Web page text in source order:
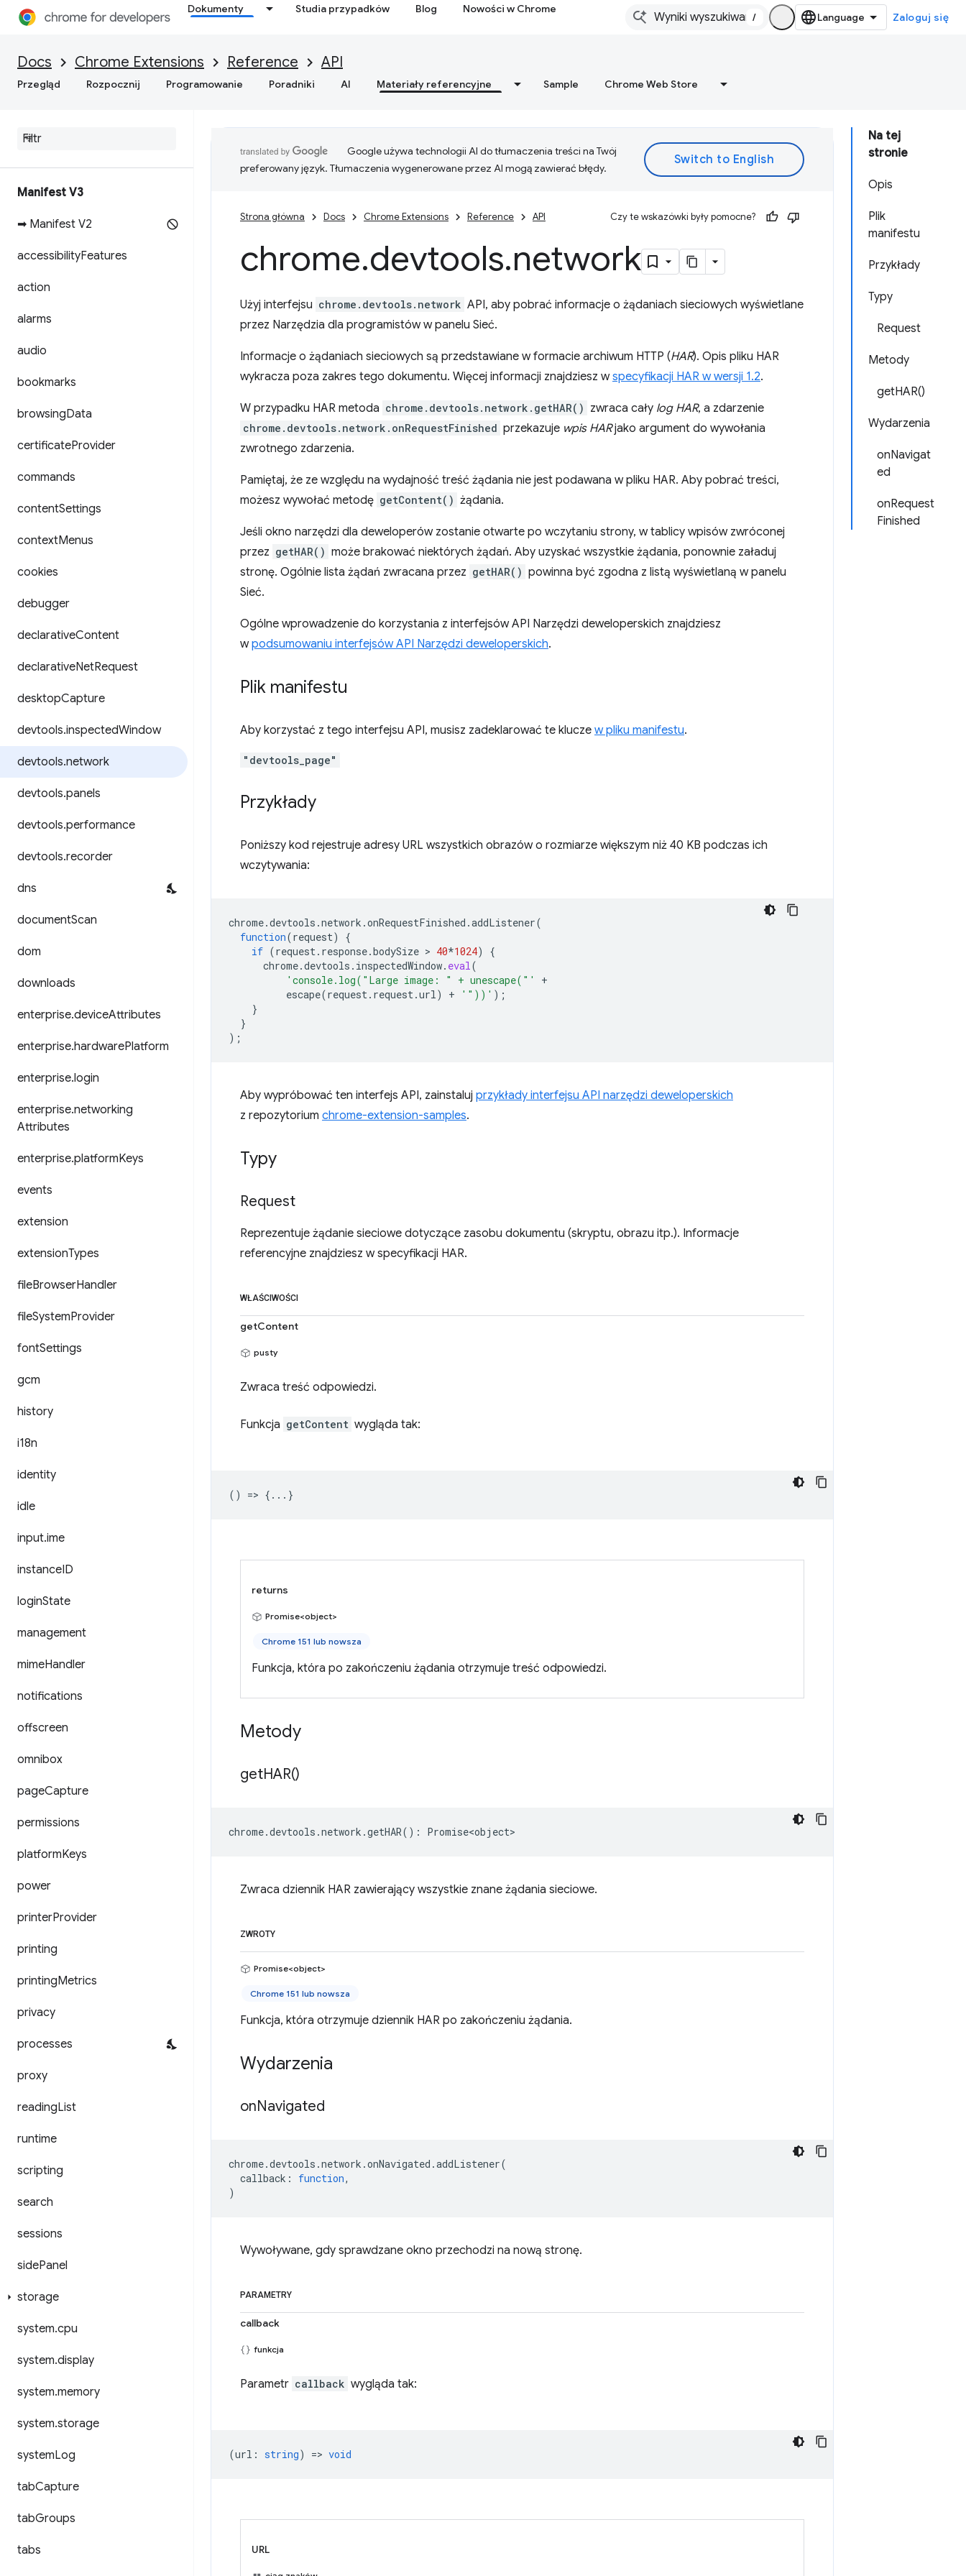
Dokumenty Studia przypadków Blog Nowości w Chrome
/ Zaloguj się
Docs Chrome Extensions Reference API
Przegląd Rozpocznij Programowanie Poradniki AI Materiały referencyjne Sample Chrome Web Store
Manifest V3
➡ Manifest V2
accessibilityFeatures
action
alarms
audio
bookmarks
browsingData
certificateProvider
commands
contentSettings
contextMenus
cookies
debugger
declarativeContent
declarativeNetRequest
desktopCapture
devtools.inspectedWindow
devtools.network
devtools.panels
devtools.performance
devtools.recorder
dns
documentScan
dom
downloads
enterprise.deviceAttributes
enterprise.hardwarePlatform
enterprise.login
enterprise.networking
Attributes
enterprise.platformKeys
events
extension
extensionTypes
fileBrowserHandler
fileSystemProvider
fontSettings
gcm
history
i18n
identity
idle
input.ime
instanceID
loginState
management
mimeHandler
notifications
offscreen
omnibox
pageCapture
permissions
platformKeys
power
printerProvider
printing
printingMetrics
privacy
processes
proxy
readingList
runtime
scripting
search
sessions
sidePanel
storage
system.cpu
system.display
system.memory
system.storage
systemLog
tabCapture
tabGroups
tabs
Na tej
stronie
Opis
Plik
manifestu
Przykłady
Typy
Request
Metody
getHAR()
Wydarzenia
onNavigat
ed
onRequest
Finished
Google używa technologii AI do tłumaczenia treści na Twój
preferowany język. Tłumaczenia wygenerowane przez AI mogą zawierać błędy.
Strona główna Docs Chrome Extensions Reference API Czy te wskazówki były pomocne?
chrome.devtools.network
Użyj interfejsu chrome.devtools.network API, aby pobrać informacje o żądaniach sieciowych wyświetlane
przez Narzędzia dla programistów w panelu Sieć.
Informacje o żądaniach sieciowych są przedstawiane w formacie archiwum HTTP (HAR). Opis pliku HAR
wykracza poza zakres tego dokumentu. Więcej informacji znajdziesz wspecyfikacji HAR w wersji 1.2.
W przypadku HAR metoda chrome.devtools.network.getHAR() zwraca cały log HAR, a zdarzenie
chrome.devtools.network.onRequestFinished przekazuje wpis HARjako argument do wywołania
zwrotnego zdarzenia.
Pamiętaj, że ze względu na wydajność treść żądania nie jest podawana w pliku HAR. Aby pobrać treści,
możesz wywołać metodę getContent() żądania.
Jeśli okno narzędzi dla deweloperów zostanie otwarte po wczytaniu strony, w tablicy wpisów zwróconej
przez getHAR() może brakować niektórych żądań. Aby uzyskać wszystkie żądania, ponownie załaduj
stronę. Ogólnie lista żądań zwracana przez getHAR() powinna być zgodna z listą wyświetlaną w panelu
Sieć.
Ogólne wprowadzenie do korzystania z interfejsów API Narzędzi deweloperskich znajdziesz
wpodsumowaniu interfejsów API Narzędzi deweloperskich.
Plik manifestu
Aby korzystać z tego interfejsu API, musisz zadeklarować te klucze w pliku manifestu.
"devtools_page"
Przykłady
Poniższy kod rejestruje adresy URL wszystkich obrazów o rozmiarze większym niż 40 KB podczas ich
wczytywania:
chrome.devtools .network .onRequestFinished .addListener(
function(request)
{
if (request. response.bodySize > 40*1024)
{
chrome.devtools . inspectedWindow. eval(
'console.log("Large image: " + unescape("'
+
escape(request. request.url) + '"))' );
}
}
);
Aby wypróbować ten interfejs API, zainstaluj przykłady interfejsu API narzędzi deweloperskich
z repozytorium chrome-extension-samples.
Typy
Request
Reprezentuje żądanie sieciowe dotyczące zasobu dokumentu (skryptu, obrazu itp.). Informacje
referencyjne znajdziesz w specyfikacji HAR.
WŁAŚCIWOŚCI
getContent
pusty
Zwraca treść odpowiedzi.
Funkcja getContent wygląda tak:
() => {...}
returns
Promise<object>
Chrome 151 lub nowsza
Funkcja, która po zakończeniu żądania otrzymuje treść odpowiedzi.
Metody
getHAR()
chrome.devtools .network .getHAR() : Promise<object>
Zwraca dziennik HAR zawierający wszystkie znane żądania sieciowe.
ZWROTY
Promise<object>
Chrome 151 lub nowsza
Funkcja, która otrzymuje dziennik HAR po zakończeniu żądania.
Wydarzenia
onNavigated
chrome.devtools .network .onNavigated .addListener(
callback : function,
)
Wywoływane, gdy sprawdzane okno przechodzi na nową stronę.
PARAMETRY
callback
funkcja
Parametr callback wygląda tak:
(url : string) => void
URL